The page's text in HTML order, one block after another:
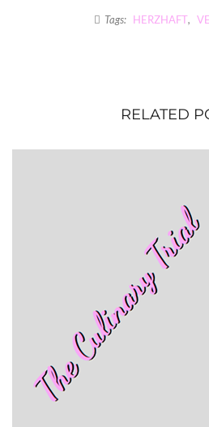
Tags: HERZHAFT,
RELATED